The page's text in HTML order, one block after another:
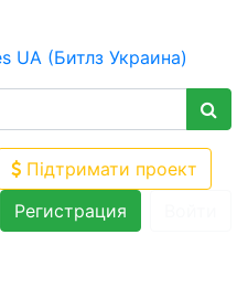
Підтримати проект
Регистрация